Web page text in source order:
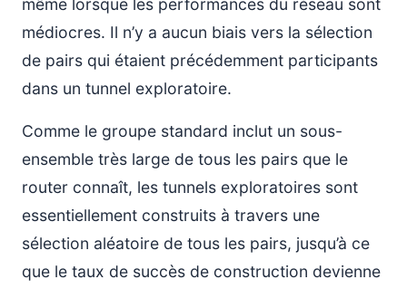
même lorsque les performances du réseau sont
médiocres. Il n’y a aucun biais vers la sélection
de pairs qui étaient précédemment participants
dans un tunnel exploratoire.
Comme le groupe standard inclut un sous-
ensemble très large de tous les pairs que le
router connaît, les tunnels exploratoires sont
essentiellement construits à travers une
sélection aléatoire de tous les pairs, jusqu’à ce
que le taux de succès de construction devienne